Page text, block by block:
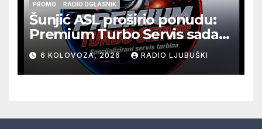
PROMO RADIO OGLASNIK
Šunjić ASL proširio ponudu:
Premium Turbo Servis sada
na jednoj adresi u Ljubuškom
6 KOLOVOZA, 2026 RADIO LJUBUŠKI